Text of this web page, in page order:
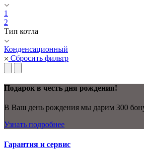
1
2
Тип котла
Конденсационный
Сбросить фильтр
Подарок в честь дня рождения!
В Ваш день рождения мы дарим 300
Узнать подробнее
Гарантия и сервис